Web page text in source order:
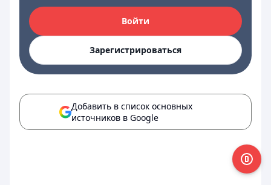
Войти
Зарегистрироваться
Добавить в список основных
источников в Google